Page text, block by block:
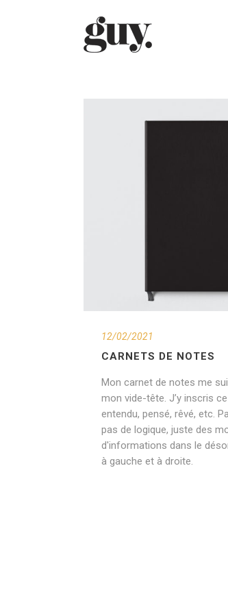
12/02/2021
CARNETS DE NOTES
Mon carnet de notes me
mon vide-tête. J’y inscris
entendu, pensé, rêvé, etc.
pas de logique, juste des
d'informations dans le
à gauche et à droite.